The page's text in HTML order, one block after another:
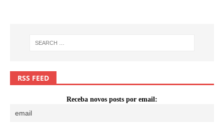
RSS FEED
Receba novos posts por email: